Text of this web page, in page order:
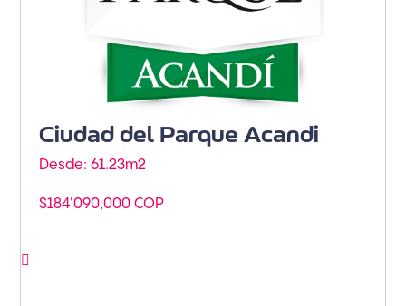
Ciudad del Parque Acandi
Desde: 61.23m2
$184'090,000 COP